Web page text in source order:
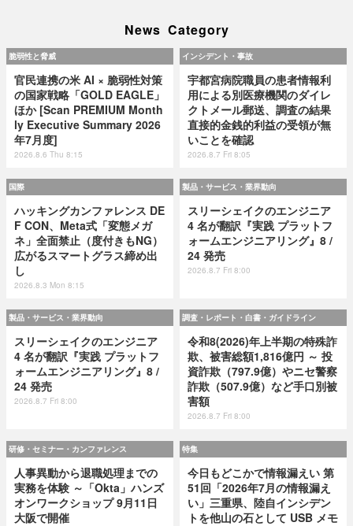
News Category
脆弱性と脅威
官民連携の米 AI × 脆弱性対策
の国家戦略「GOLD EAGLE」
ほか [Scan PREMIUM Month
ly Executive Summary 2026
年7月度]
2026.8.6 Thu 8:15
インシデント・事故
宇都宮病院職員の患者情報利
用による別医療機関のダイレ
クトメール郵送、調査の結果
直接的金銭的利益の受領が無
いことを確認
2026.8.7 Fri 8:05
国際
ハッキングカンファレンス DE
F CON、Meta式「変態メガ
ネ」全面禁止（度付きもNG）
広がるスマートグラス締め出
し
2026.8.3 Mon 8:15
製品・サービス・業界動向
スリーシェイクのエンジニア
4 名が翻訳『実践 プラットフ
ォームエンジニアリング』8 /
24 発売
2026.8.7 Fri 8:00
製品・サービス・業界動向
スリーシェイクのエンジニア
4 名が翻訳『実践 プラットフ
ォームエンジニアリング』8 /
24 発売
2026.8.7 Fri 8:00
調査・レポート・白書・ガイドライン
令和8(2026)年上半期の特殊詐
欺、被害総額1,816億円 ～ 投
資詐欺（797.9億）やニセ警察
詐欺（507.9億）など手口別被
害額
2026.8.7 Fri 8:00
研修・セミナー・カンファレンス
人事異動から退職処理までの
実務を体験 ～「Okta」ハンズ
オンワークショップ 9月11日
大阪で開催
特集
今日もどこかで情報漏えい 第
51回「2026年7月の情報漏え
い」三重県、陸自インシデン
トを他山の石として USB メモ